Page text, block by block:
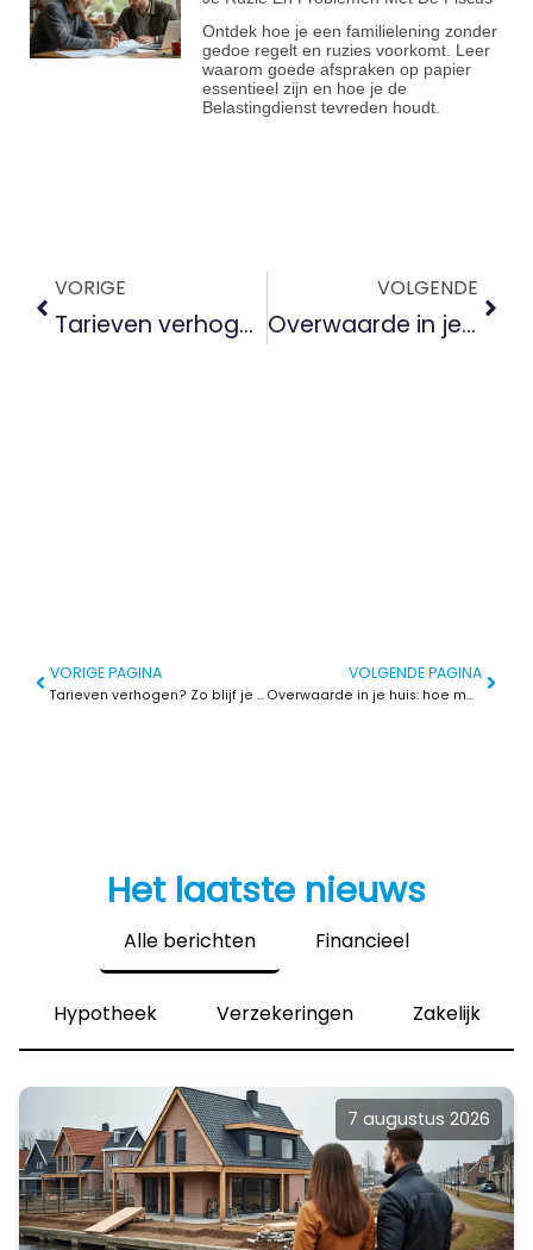
Ontdek hoe je een familielening zonder
gedoe regelt en ruzies voorkomt. Leer
waarom goede afspraken op papier
essentieel zijn en hoe je de
Belastingdienst tevreden houdt.
VORIGE
Tarieven verhogen? Zo blijf je klanten houden én krijg je er betere bij
VOLGENDE
Overwaarde in je huis: hoe maak je er gebruik van?
VORIGE PAGINA
Tarieven verhogen? Zo blijf je klanten houden én krijg je er betere bij
VOLGENDE PAGINA
Overwaarde in je huis: hoe maak je er gebruik van?
Het laatste nieuws
Alle berichten Financieel
Hypotheek Verzekeringen Zakelijk
7 augustus 2026